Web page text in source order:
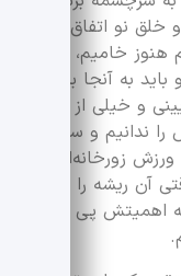
خلق نو اتفاق
خامیم، اواسط
به آنجا برسیم،
و خیلی از
ندانیم و سرمنشا
زورخانه‌ای را
آن ریشه را ندانیم
پی نبردیم،